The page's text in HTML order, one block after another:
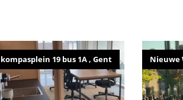
kompasplein 19 bus 1A , Gent Nieuwe